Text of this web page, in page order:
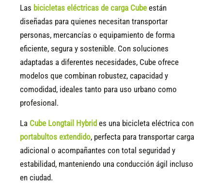
Las bicicletas eléctricas de carga Cube están
diseñadas para quienes necesitan transportar
personas, mercancías o equipamiento de forma
eficiente, segura y sostenible. Con soluciones
adaptadas a diferentes necesidades, Cube ofrece
modelos que combinan robustez, capacidad y
comodidad, ideales tanto para uso urbano como
profesional.
La Cube Longtail Hybrid es una bicicleta eléctrica con
portabultos extendido, perfecta para transportar carga
adicional o acompañantes con total seguridad y
estabilidad, manteniendo una conducción ágil incluso
en ciudad.